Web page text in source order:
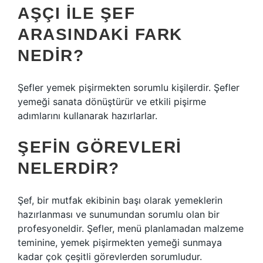
AŞÇI ILE ŞEF
ARASINDAKI FARK
NEDIR?
Şefler yemek pişirmekten sorumlu kişilerdir. Şefler
yemeği sanata dönüştürür ve etkili pişirme
adımlarını kullanarak hazırlarlar.
ŞEFIN GÖREVLERI
NELERDIR?
Şef, bir mutfak ekibinin başı olarak yemeklerin
hazırlanması ve sunumundan sorumlu olan bir
profesyoneldir. Şefler, menü planlamadan malzeme
teminine, yemek pişirmekten yemeği sunmaya
kadar çok çeşitli görevlerden sorumludur.